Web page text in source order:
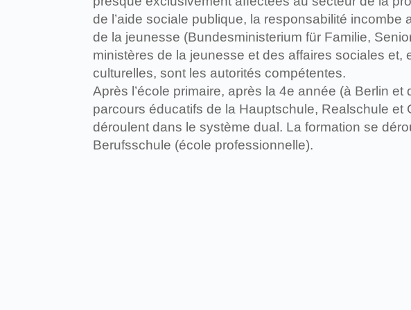
de l’aide sociale publique, la responsabilité
de la jeunesse (Bundesministerium für Familie,
ministères de la jeunesse et des affaires sociales et,
culturelles, sont les autorités compétentes.
Après l’école primaire, après la 4e année (à Berlin
parcours éducatifs de la Hauptschule, Realschule et
déroulent dans le système dual. La formation se
Berufsschule (école professionnelle).